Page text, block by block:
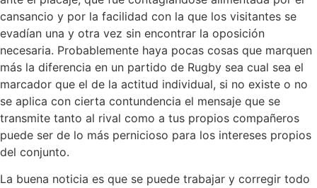
cansancio y por la facilidad con la que los visitantes se
evadían una y otra vez sin encontrar la oposición
necesaria. Probablemente haya pocas cosas que marquen
más la diferencia en un partido de Rugby sea cual sea el
marcador que el de la actitud individual, si no existe o no
se aplica con cierta contundencia el mensaje que se
transmite tanto al rival como a tus propios compañeros
puede ser de lo más pernicioso para los intereses propios
del conjunto.
La buena noticia es que se puede trabajar y corregir todo